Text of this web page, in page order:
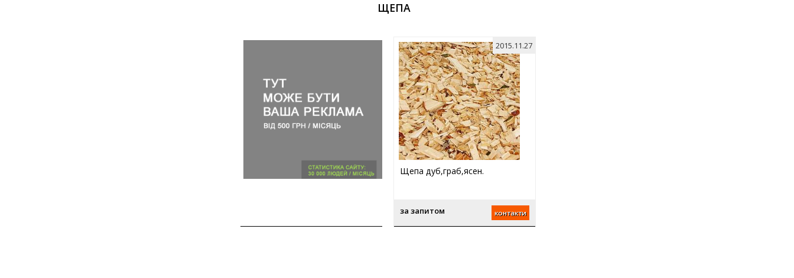
ЩЕПА
Щепа дуб,граб,ясен.
за запитом контакти
2015.11.27